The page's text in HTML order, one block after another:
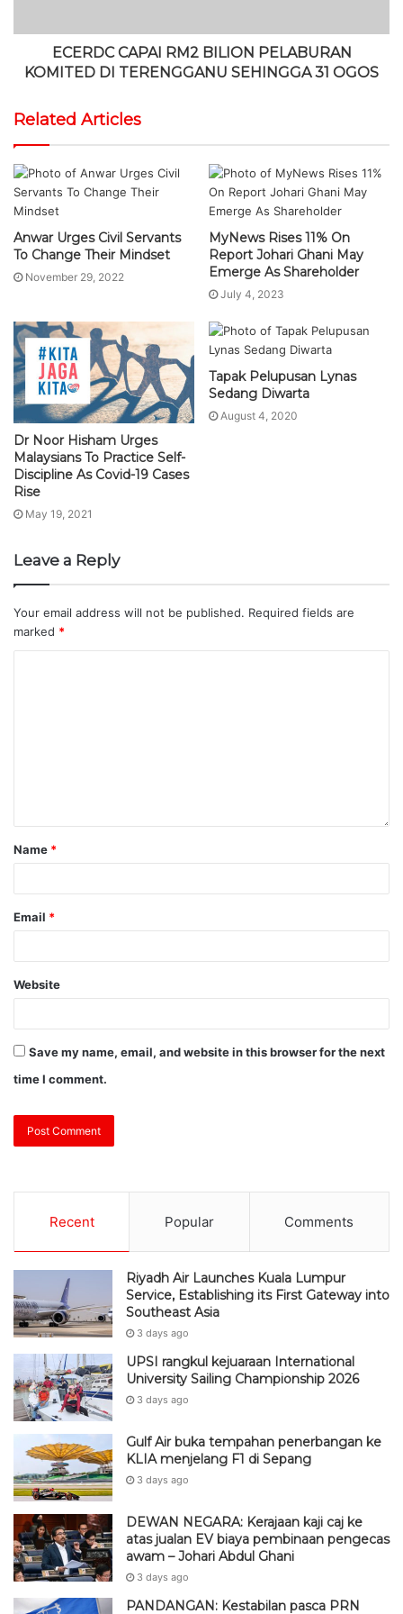
ECERDC CAPAI RM2 BILION PELABURAN
KOMITED DI TERENGGANU SEHINGGA 31 OGOS
Related Articles
Anwar Urges Civil Servants
To Change Their Mindset
November 29, 2022
MyNews Rises 11% On
Report Johari Ghani May
Emerge As Shareholder
July 4, 2023
Dr Noor Hisham Urges
Malaysians To Practice Self-
Discipline As Covid-19 Cases
Rise
May 19, 2021
Tapak Pelupusan Lynas
Sedang Diwarta
August 4, 2020
Leave a Reply
Your email address will not be published. Required fields are
marked *
Name *
Email *
Website
Save my name, email, and website in this browser for the next
time I comment.
Recent Popular Comments
Riyadh Air Launches Kuala Lumpur
Service, Establishing its First Gateway into
Southeast Asia
3 days ago
UPSI rangkul kejuaraan International
University Sailing Championship 2026
3 days ago
Gulf Air buka tempahan penerbangan ke
KLIA menjelang F1 di Sepang
3 days ago
DEWAN NEGARA: Kerajaan kaji caj ke
atas jualan EV biaya pembinaan pengecas
awam – Johari Abdul Ghani
3 days ago
PANDANGAN: Kestabilan pasca PRN